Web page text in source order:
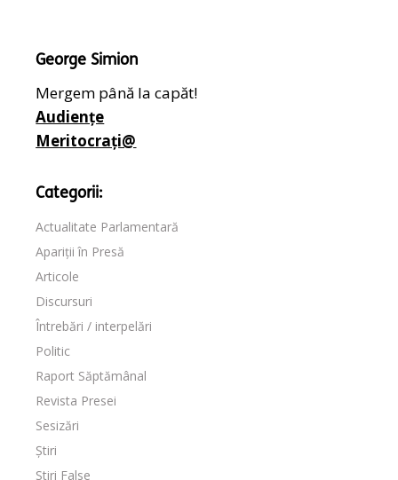
George Simion
Mergem până la capăt!
Audiențe
Meritocrați@
Categorii:
Actualitate Parlamentară
Apariții în Presă
Articole
Discursuri
Întrebări / interpelări
Politic
Raport Săptămânal
Revista Presei
Sesizări
Știri
Stiri False